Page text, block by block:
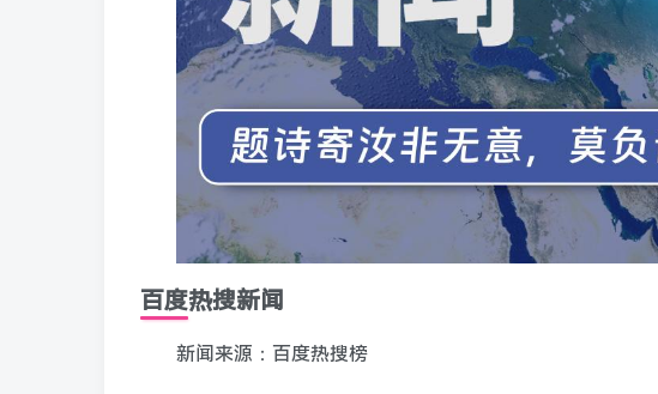
百度热搜新闻
新闻来源：百度热搜榜